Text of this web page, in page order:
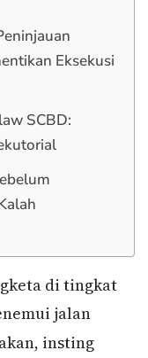
Eksekusi
SCBD:
di tingkat
jalan
insting